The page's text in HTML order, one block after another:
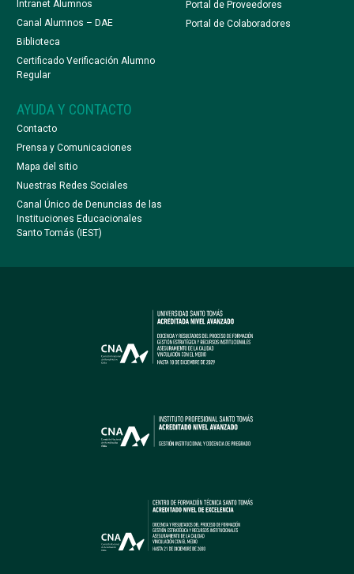
Intranet Alumnos
Canal Alumnos – DAE
Biblioteca
Certificado Verificación Alumno
Regular
Portal de Proveedores
Portal de Colaboradores
AYUDA Y CONTACTO
Contacto
Prensa y Comunicaciones
Mapa del sitio
Nuestras Redes Sociales
Canal Único de Denuncias de las
Instituciones Educacionales
Santo Tomás (IEST)